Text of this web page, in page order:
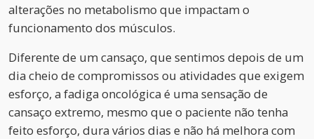
alterações no metabolismo que impactam o
funcionamento dos músculos.
Diferente de um cansaço, que sentimos depois de um
dia cheio de compromissos ou atividades que exigem
esforço, a fadiga oncológica é uma sensação de
cansaço extremo, mesmo que o paciente não tenha
feito esforço, dura vários dias e não há melhora com